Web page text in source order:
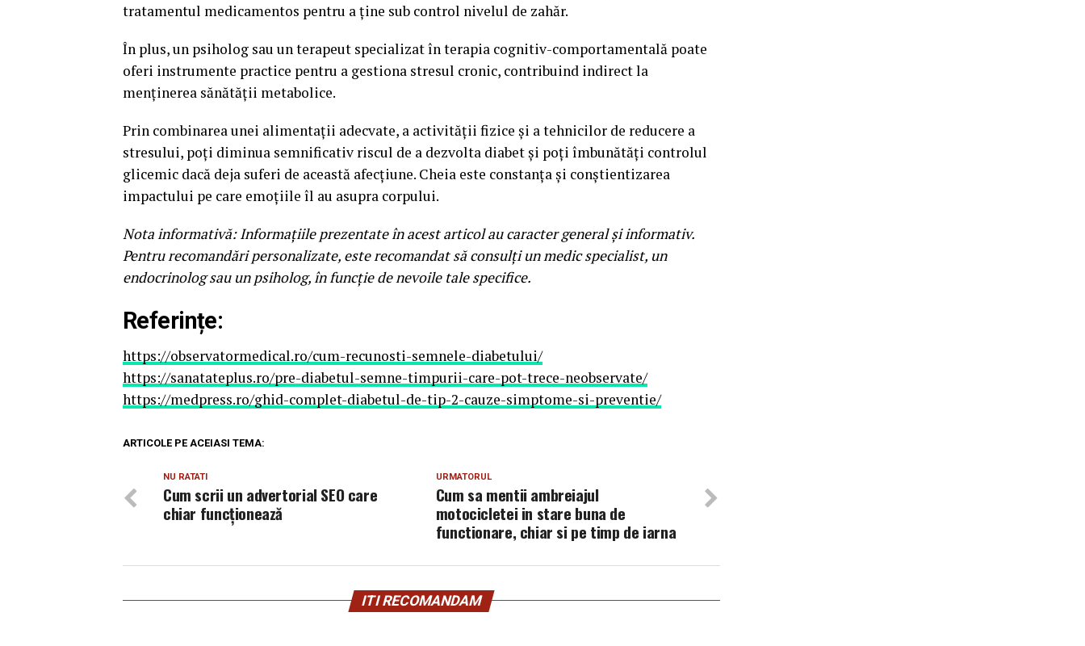
tratamentul medicamentos pentru a ține sub control nivelul de zahăr.
În plus, un psiholog sau un terapeut specializat în terapia cognitiv-comportamentală poate
oferi instrumente practice pentru a gestiona stresul cronic, contribuind indirect la
menținerea sănătății metabolice.
Prin combinarea unei alimentații adecvate, a activității fizice și a tehnicilor de reducere a
stresului, poți diminua semnificativ riscul de a dezvolta diabet și poți îmbunătăți controlul
glicemic dacă deja suferi de această afecțiune. Cheia este constanța și conștientizarea
impactului pe care emoțiile îl au asupra corpului.
Nota informativă: Informațiile prezentate în acest articol au caracter general și informativ.
Pentru recomandări personalizate, este recomandat să consulți un medic specialist, un
endocrinolog sau un psiholog, în funcție de nevoile tale specifice.
Referințe:
https://observatormedical.ro/cum-recunosti-semnele-diabetului/
https://sanatateplus.ro/pre-diabetul-semne-timpurii-care-pot-trece-neobservate/
https://medpress.ro/ghid-complet-diabetul-de-tip-2-cauze-simptome-si-preventie/
ARTICOLE PE ACEIASI TEMA:
URMATORUL
Cum sa mentii ambreiajul
motocicletei in stare buna de
functionare, chiar si pe timp de iarna
NU RATATI
Cum scrii un advertorial SEO care
chiar funcționează
ITI RECOMANDAM